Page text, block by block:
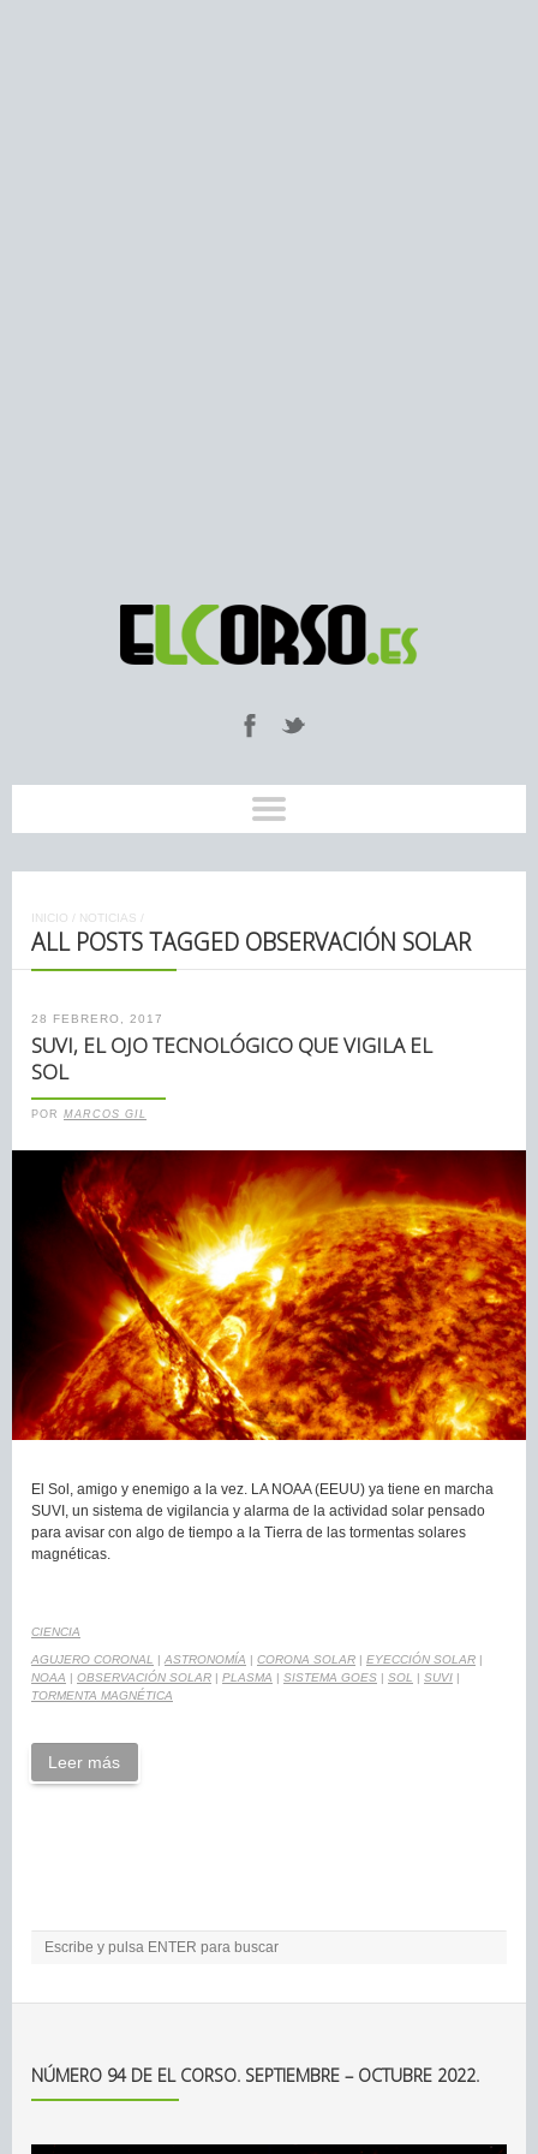
INICIO / NOTICIAS /
ALL POSTS TAGGED OBSERVACIÓN SOLAR
28 FEBRERO, 2017
SUVI, EL OJO TECNOLÓGICO QUE VIGILA EL
SOL
POR MARCOS GIL
El Sol, amigo y enemigo a la vez. LA NOAA (EEUU) ya tiene en marcha
SUVI, un sistema de vigilancia y alarma de la actividad solar pensado
para avisar con algo de tiempo a la Tierra de las tormentas solares
magnéticas.
CIENCIA
AGUJERO CORONAL | ASTRONOMÍA | CORONA SOLAR | EYECCIÓN SOLAR |
NOAA | OBSERVACIÓN SOLAR | PLASMA | SISTEMA GOES | SOL | SUVI |
TORMENTA MAGNÉTICA
Leer más
NÚMERO 94 DE EL CORSO. SEPTIEMBRE – OCTUBRE 2022.